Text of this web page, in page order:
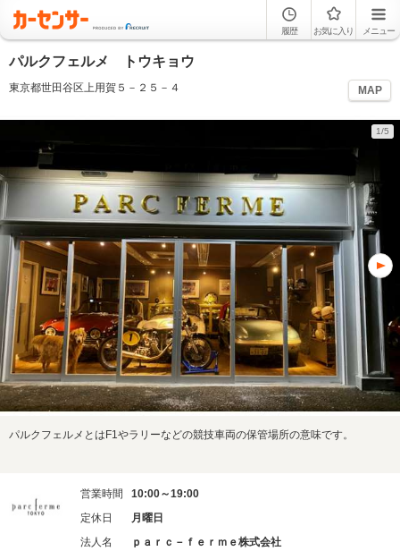
履歴 お気に入り メニュー
パルクフェルメ トウキョウ
東京都世田谷区上用賀５－２５－４ MAP
1/5
パルクフェルメとはF1やラリーなどの競技車両の保管場所の意味です。
営業時間
10:00～19:00
定休日
月曜日
法人名
ｐａｒｃ－ｆｅｒｍｅ株式会社